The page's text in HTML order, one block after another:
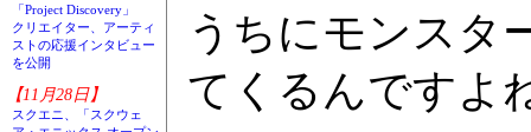
「Project Discovery」
クリエイター、アーティ
ストの応援インタビュー
を公開
【11月28日】
スクエニ、「スクウェ
うちにモンスタ
てくるんですよ